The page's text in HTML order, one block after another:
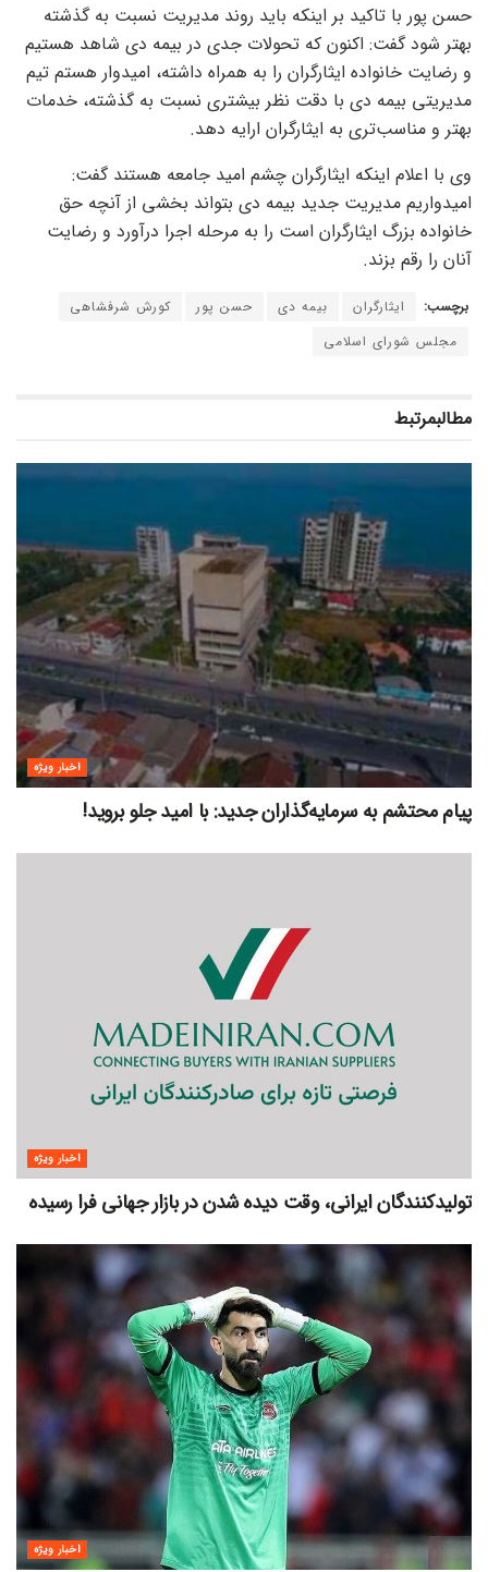
حسن پور با تاکید بر اینکه باید روند مدیریت نسبت به گذشته
بهتر شود گفت: اکنون که تحولات جدی در بیمه دی شاهد هستیم
و رضایت خانواده ایثارگران را به همراه داشته، امیدوار هستم تیم
مدیریتی بیمه دی با دقت نظر بیشتری نسبت به گذشته، خدمات
بهتر و مناسب‌تری به ایثارگران ارایه دهد.
وی با اعلام اینکه ایثارگران چشم امید جامعه هستند گفت:
امیدواریم مدیریت جدید بیمه دی بتواند بخشی از آنچه حق
خانواده بزرگ ایثارگران است را به مرحله اجرا درآورد و رضایت
آنان را رقم بزند.
برچسب: ایثارگران بیمه دی حسن پور
کورش شرفشاهی
مجلس شورای اسلامی
مطالبمرتبط
اخبار ویژه
پیام محتشم به سرمایه‌گذاران جدید: با امید جلو بروید!
اخبار ویژه
تولیدکنندگان ایرانی، وقت دیده شدن در بازار جهانی فرا رسیده
اخبار ویژه